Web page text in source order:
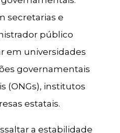
secretarias e
público
em universidades
governamentais
(ONGs), institutos
estatais.
a estabilidade